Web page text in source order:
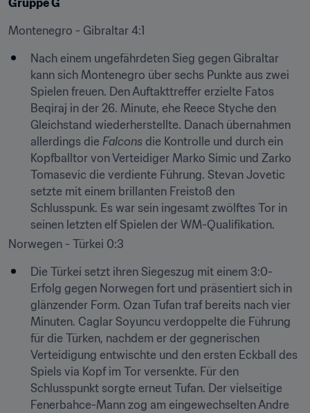
Montenegro - Gibraltar 4:1
Nach einem ungefährdeten Sieg gegen Gibraltar
kann sich Montenegro über sechs Punkte aus zwei
Spielen freuen. Den Auftakttreffer erzielte Fatos
Beqiraj in der 26. Minute, ehe Reece Styche den
Gleichstand wiederherstellte. Danach übernahmen
allerdings die Falcons die Kontrolle und durch ein
Kopfballtor von Verteidiger Marko Simic und Zarko
Tomasevic die verdiente Führung. Stevan Jovetic
setzte mit einem brillanten Freistoß den
Schlusspunk. Es war sein ingesamt zwölftes Tor in
seinen letzten elf Spielen der WM-Qualifikation.
Norwegen - Türkei 0:3
Die Türkei setzt ihren Siegeszug mit einem 3:0-
Erfolg gegen Norwegen fort und präsentiert sich in
glänzender Form. Ozan Tufan traf bereits nach vier
Minuten. Caglar Soyuncu verdoppelte die Führung
für die Türken, nachdem er der gegnerischen
Verteidigung entwischte und den ersten Eckball des
Spiels via Kopf im Tor versenkte. Für den
Schlusspunkt sorgte erneut Tufan. Der vielseitige
Fenerbahce-Mann zog am eingewechselten Andre